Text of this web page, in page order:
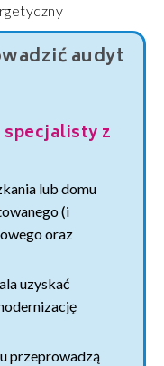
audyt
z
lub domu
(i
oraz
uzyskać
przeprowadzą